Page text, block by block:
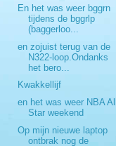
En het was weer bggrn
tijdens de bggrlp
(baggerloo...
en zojuist terug van de
N322-loop.Ondanks
het bero...
Kwakkellijf
en het was weer NBA All
Star weekend
Op mijn nieuwe laptop
ontbrak nog de